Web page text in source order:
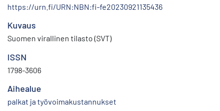
https://urn.fi/URN:NBN:fi-fe20230921135436
Kuvaus
Suomen virallinen tilasto (SVT)
ISSN
1798-3606
Aihealue
palkat ja työvoimakustannukset